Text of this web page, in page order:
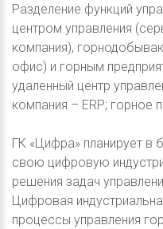
Разделение функций
центром управления
компания),
офис) и горным
удаленный центр
компания – ERP; горное
ГК «Цифра» планирует в
свою цифровую
решения задач
Цифровая
процессы управления